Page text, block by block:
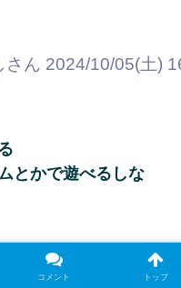
さん 2024/10/05(土)
とかで遊べるしな
ん 2024/10/05(土)
コメント トップ